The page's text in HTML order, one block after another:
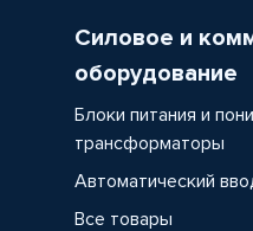
Силовое и
оборудование
Блоки питания и
трансформаторы
Автоматический
Все товары